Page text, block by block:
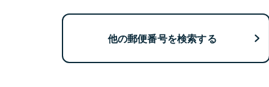
他の郵便番号を検索する